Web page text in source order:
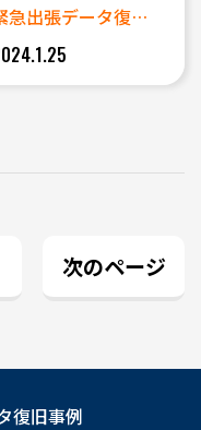
緊急出張データ復旧 今すぐに必...
次のページ
復旧事例